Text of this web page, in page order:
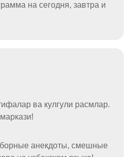
на сегодня, завтра и
ва кулгули расмлар.
анекдоты, смешные